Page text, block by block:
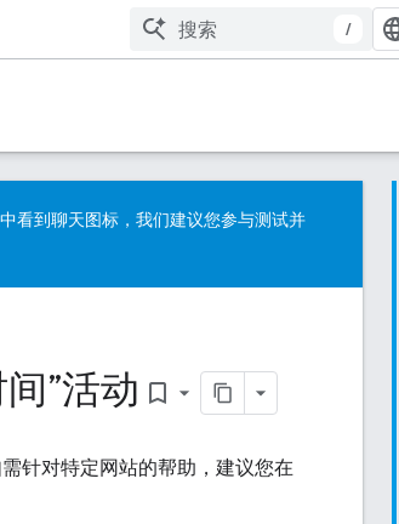
/
看到聊天图标，我们建议您参与测试并
”活动 bookmark_border
针对特定网站的帮助，建议您在